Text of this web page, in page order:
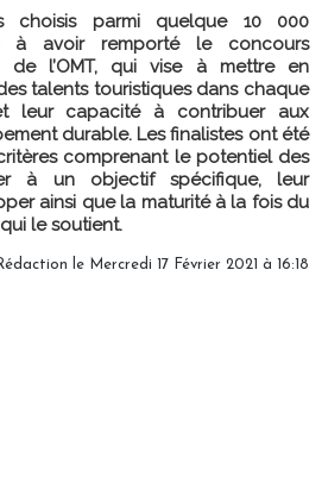
choisis parmi quelque 10 000
à avoir remporté le concours
de l’OMT, qui vise à mettre en
talents touristiques dans chaque
leur capacité à contribuer aux
durable. Les finalistes ont été
comprenant le potentiel des
à un objectif spécifique, leur
ainsi que la maturité à la fois du
le soutient.
le Mercredi 17 Février 2021 à 16:18